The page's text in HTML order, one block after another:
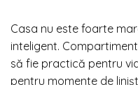
Casa nu este foarte
inteligent.
să fie practică pentru
pentru momente de